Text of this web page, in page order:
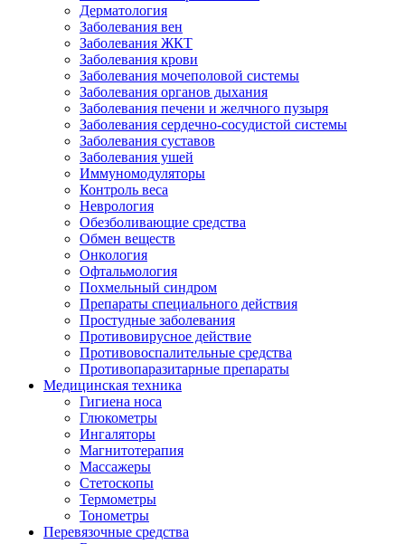
Дерматология
Заболевания вен
Заболевания ЖКТ
Заболевания крови
Заболевания мочеполовой системы
Заболевания органов дыхания
Заболевания печени и желчного пузыря
Заболевания сердечно-сосудистой системы
Заболевания суставов
Заболевания ушей
Иммуномодуляторы
Контроль веса
Неврология
Обезболивающие средства
Обмен веществ
Онкология
Офтальмология
Похмельный синдром
Препараты специального действия
Простудные заболевания
Противовирусное действие
Противовоспалительные средства
Противопаразитарные препараты
Медицинская техника
Гигиена носа
Глюкометры
Ингаляторы
Магнитотерапия
Массажеры
Стетоскопы
Термометры
Тонометры
Перевязочные средства